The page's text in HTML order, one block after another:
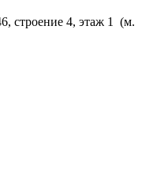
строение 4, этаж 1 (м.